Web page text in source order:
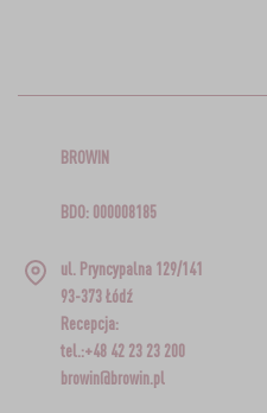
BROWIN
BDO: 000008185
ul. Pryncypalna 129/141
93-373 Łódź
Recepcja:
tel.:+48 42 23 23 200
browin@browin.pl